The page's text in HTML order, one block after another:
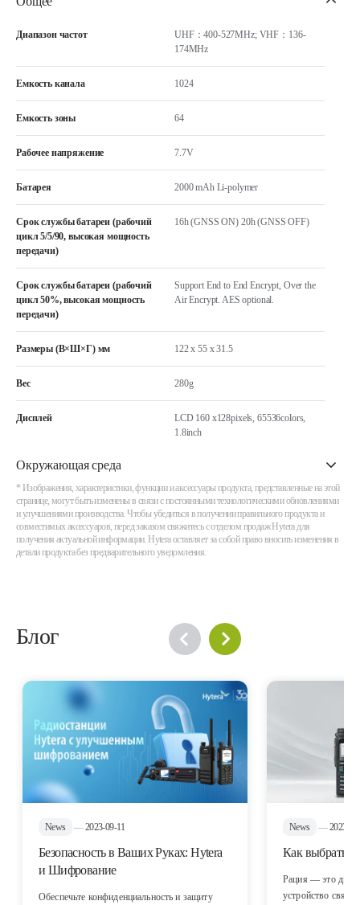
Диапазон частот
UHF：400-527MHz; VHF：136-
174MHz
Емкость канала 1024
Емкость зоны 64
Рабочее напряжение 7.7V
Батарея 2000 mAh Li-polymer
Срок службы батареи (рабочий
цикл 5/5/90, высокая мощность
передачи)
16h (GNSS ON) 20h (GNSS OFF)
Срок службы батареи (рабочий
цикл 50%, высокая мощность
передачи)
Support End to End Encrypt, Over the
Air Encrypt. AES optional.
Размеры (В×Ш×Г) мм 122 x 55 x 31.5
Вес 280g
Дисплей
LCD 160 x128pixels, 65536colors,
1.8inch
Окружающая среда
* Изображения, характеристики, функции и аксессуары продукта, представленные на этой
странице, могут быть изменены в связи с постоянными технологическими обновлениями
и улучшениями производства. Чтобы убедиться в получении правильного продукта и
совместимых аксессуаров, перед заказом свяжитесь с отделом продаж Hytera для
получения актуальной информации. Hytera оставляет за собой право вносить изменения в
детали продукта без предварительного уведомления.
Блог
News —2023-09-11
Безопасность в Ваших Руках: Hytera
и Шифрование
Обеспечьте конфиденциальность и защиту
News —2023-
Как выбрать
Рация — это
устройство